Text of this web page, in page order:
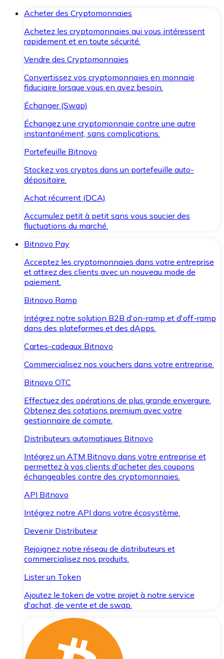
Acheter des Cryptomonnaies
Achetez les cryptomonnaies qui vous intéressent
rapidement et en toute sécurité.
Vendre des Cryptomonnaies
Convertissez vos cryptomonnaies en monnaie
fiduciaire lorsque vous en avez besoin.
Échanger (Swap)
Échangez une cryptomonnaie contre une autre
instantanément, sans complications.
Portefeuille Bitnovo
Stockez vos cryptos dans un portefeuille auto-
dépositaire.
Achat récurrent (DCA)
Accumulez petit à petit sans vous soucier des
fluctuations du marché.
Bitnovo Pay
Acceptez les cryptomonnaies dans votre entreprise
et attirez des clients avec un nouveau mode de
paiement.
Bitnovo Ramp
Intégrez notre solution B2B d'on-ramp et d'off-ramp
dans des plateformes et des dApps.
Cartes-cadeaux Bitnovo
Commercialisez nos vouchers dans votre entreprise.
Bitnovo OTC
Effectuez des opérations de plus grande envergure.
Obtenez des cotations premium avec votre
gestionnaire de compte.
Distributeurs automatiques Bitnovo
Intégrez un ATM Bitnovo dans votre entreprise et
permettez à vos clients d'acheter des coupons
échangeables contre des cryptomonnaies.
API Bitnovo
Intégrez notre API dans votre écosystème.
Devenir Distributeur
Rejoignez notre réseau de distributeurs et
commercialisez nos produits.
Lister un Token
Ajoutez le token de votre projet à notre service
d'achat, de vente et de swap.